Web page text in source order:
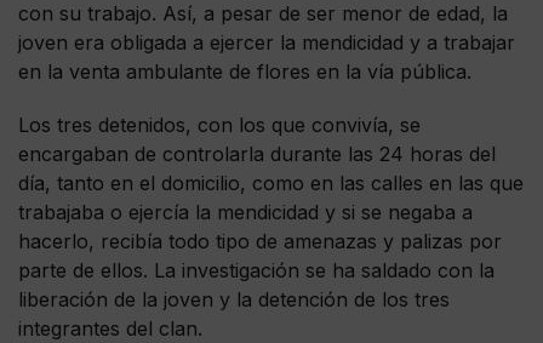
con su trabajo. Así, a pesar de ser menor de edad, la
joven era obligada a ejercer la mendicidad y a trabajar
en la venta ambulante de flores en la vía pública.
Los tres detenidos, con los que convivía, se
encargaban de controlarla durante las 24 horas del
día, tanto en el domicilio, como en las calles en las que
trabajaba o ejercía la mendicidad y si se negaba a
hacerlo, recibía todo tipo de amenazas y palizas por
parte de ellos. La investigación se ha saldado con la
liberación de la joven y la detención de los tres
integrantes del clan.